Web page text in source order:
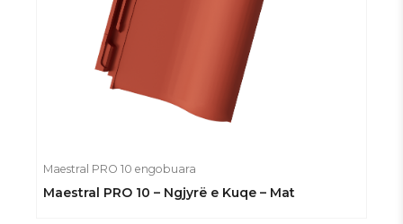
Maestral PRO 10 engobuara
Maestral PRO 10 – Ngjyrë e Kuqe – Mat